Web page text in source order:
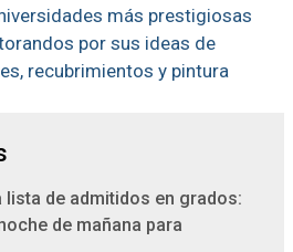
más prestigiosas
por sus ideas de
recubrimientos y pintura
lista de admitidos en grados:
de mañana para